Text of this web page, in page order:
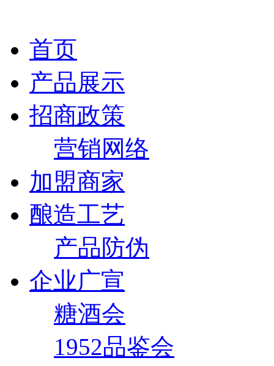
首页
产品展示
招商政策
营销网络
加盟商家
酿造工艺
产品防伪
企业广宣
糖酒会
1952品鉴会